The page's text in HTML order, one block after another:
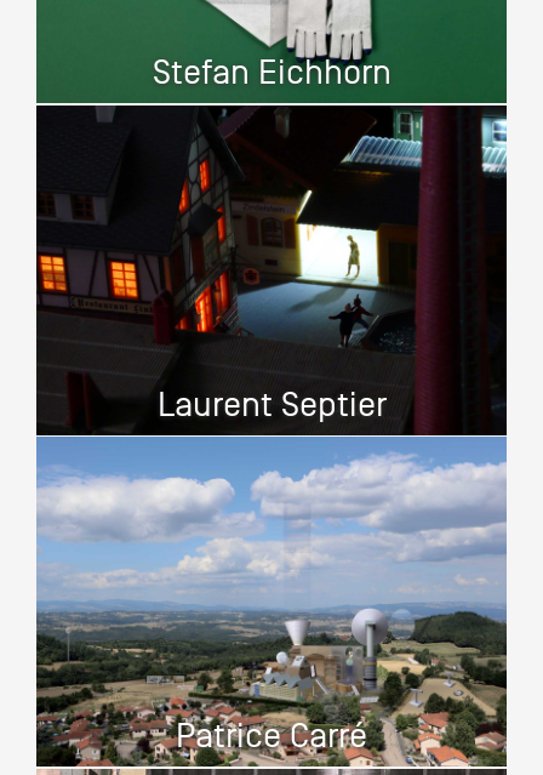
Stefan Eichhorn
Laurent Septier
Patrice Carré